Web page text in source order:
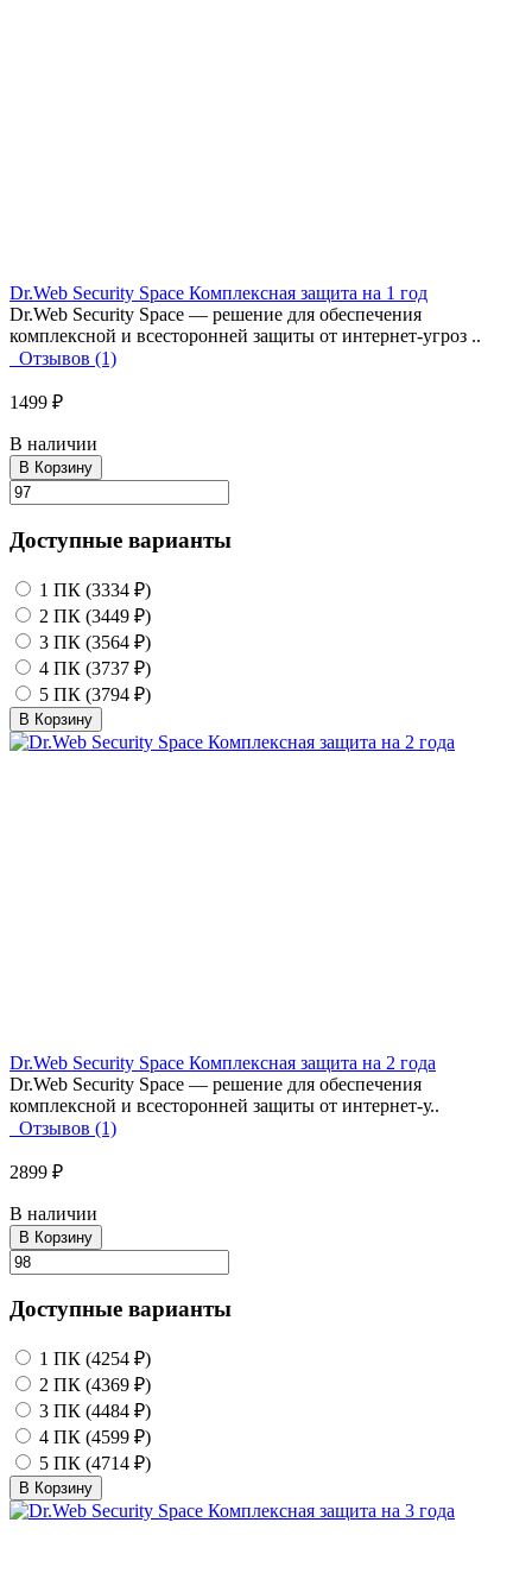
Dr.Web Security Space Комплексная защита на 1 год
Dr.Web Security Space — решение для обеспечения
комплексной и всесторонней защиты от интернет-угроз ..
Отзывов (1)
1499 ₽
В наличии
В Корзину
Доступные варианты
1 ПК (3334 ₽)
2 ПК (3449 ₽)
3 ПК (3564 ₽)
4 ПК (3737 ₽)
5 ПК (3794 ₽)
В Корзину
Dr.Web Security Space Комплексная защита на 2 года
Dr.Web Security Space — решение для обеспечения
комплексной и всесторонней защиты от интернет-у..
Отзывов (1)
2899 ₽
В наличии
В Корзину
Доступные варианты
1 ПК (4254 ₽)
2 ПК (4369 ₽)
3 ПК (4484 ₽)
4 ПК (4599 ₽)
5 ПК (4714 ₽)
В Корзину